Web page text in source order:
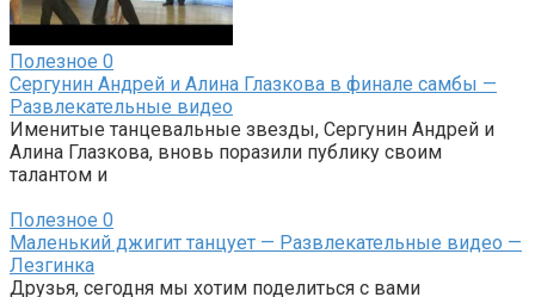
Полезное 0
Сергунин Андрей и Алина Глазкова в финале самбы —
Развлекательные видео
Именитые танцевальные звезды, Сергунин Андрей и
Алина Глазкова, вновь поразили публику своим
талантом и
Полезное 0
Маленький джигит танцует — Развлекательные видео —
Лезгинка
Друзья, сегодня мы хотим поделиться с вами